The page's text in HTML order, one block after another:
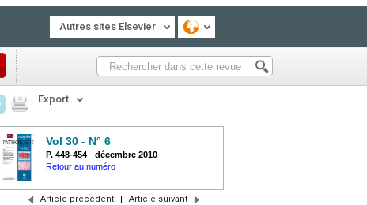
Autres sites Elsevier
Export
Vol 30 - N° 6
P. 448-454 - décembre 2010
Retour au numéro
Article précédent | Article suivant